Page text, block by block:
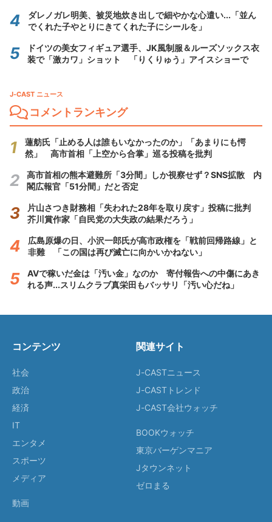
ダレノガレ明美、被災地炊き出しで細やかな心遣い...「並ん
でくれた子やとりにきてくれた子にシールを」
ドイツの美女フィギュア選手、JK風制服＆ルーズソックス衣
装で「激カワ」ショット 「りくりゅう」アイスショーで
J-CAST ニュース
コメントランキング
蓮舫氏「止める人は誰もいなかったのか」「あまりにも愕
然」 高市首相「上空から合掌」巡る投稿を批判
高市首相の熊本避難所「3分間」しか視察せず？SNS拡散 内
閣広報官「51分間」だと否定
片山さつき財務相「失われた28年を取り戻す」投稿に批判
芥川賞作家「自民党の大失政の結果だろう」
広島原爆の日、小沢一郎氏が高市政権を「戦前回帰路線」と
非難 「この国は再び滅亡に向かいかねない」
AVで稼いだ金は「汚い金」なのか 寄付報告への中傷にあき
れる声...スリムクラブ真栄田もバッサリ「汚い心だね」
コンテンツ
社会
政治
経済
IT
エンタメ
スポーツ
メディア
動画
関連サイト
J-CASTニュース
J-CASTトレンド
J-CAST会社ウォッチ
BOOKウォッチ
東京バーゲンマニア
Jタウンネット
ゼロまる